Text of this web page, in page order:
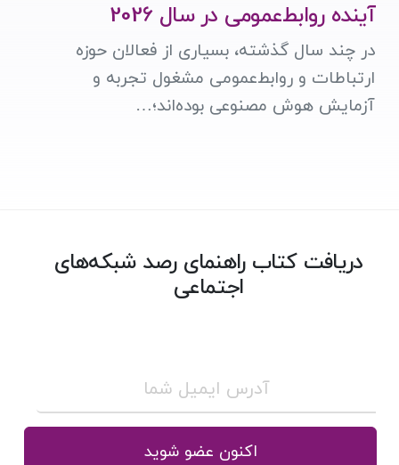
آینده روابط‌عمومی در سال 2026
در چند سال گذشته، بسیاری از فعالان حوزه
ارتباطات و روابط‌عمومی مشغول تجربه و
آزمایش هوش مصنوعی بوده‌اند؛…
دریافت کتاب راهنمای رصد شبکه‌های
اجتماعی
اکنون عضو شوید